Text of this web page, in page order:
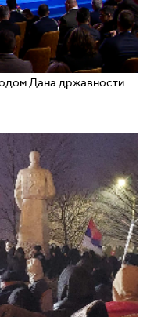
Дана државности